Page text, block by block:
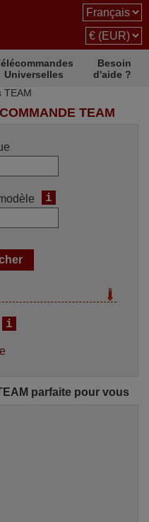
Universelles
Besoin
d'aide ?
TEAM
TEAM
i
i
parfaite pour vous